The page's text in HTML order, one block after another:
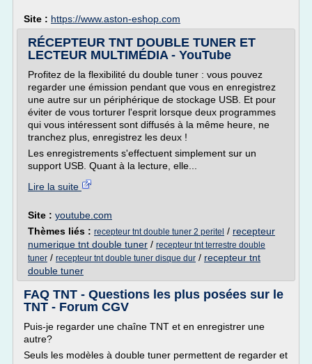
Site : https://www.aston-eshop.com
RÉCEPTEUR TNT DOUBLE TUNER ET
LECTEUR MULTIMÉDIA - YouTube
Profitez de la flexibilité du double tuner : vous pouvez
regarder une émission pendant que vous en enregistrez
une autre sur un périphérique de stockage USB. Et pour
éviter de vous torturer l'esprit lorsque deux programmes
qui vous intéressent sont diffusés à la même heure, ne
tranchez plus, enregistrez les deux !
Les enregistrements s'effectuent simplement sur un
support USB. Quant à la lecture, elle...
Lire la suite
Site : youtube.com
Thèmes liés : recepteur tnt double tuner 2 peritel / recepteur
numerique tnt double tuner / recepteur tnt terrestre double
tuner / recepteur tnt double tuner disque dur / recepteur tnt
double tuner
FAQ TNT - Questions les plus posées sur le
TNT - Forum CGV
Puis-je regarder une chaîne TNT et en enregistrer une
autre?
Seuls les modèles à double tuner permettent de regarder et